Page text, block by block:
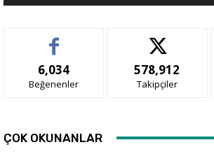
6,034
Beğenenler
578,912
Takipçiler
ÇOK OKUNANLAR